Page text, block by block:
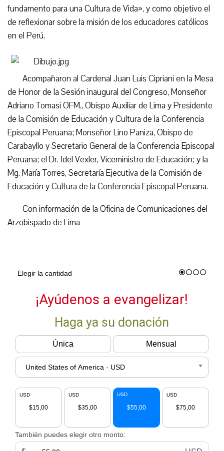
fundamento para una Cultura de Vida», y como objetivo el
de reflexionar sobre la misión de los educadores católicos
en el Perú.
Acompañaron al Cardenal Juan Luis Cipriani en la Mesa
de Honor de la Sesión inaugural del Congreso, Monseñor
Adriano Tomasi OFM., Obispo Auxiliar de Lima y Presidente
de la Comisión de Educación y Cultura de la Conferencia
Episcopal Peruana; Monseñor Lino Paniza, Obispo de
Carabayllo y Secretario General de la Conferencia Episcopal
Peruana; el Dr. Idel Vexler, Viceministro de Educación; y la
Mg. María Torres, Secretaría Ejecutiva de la Comisión de
Educación y Cultura de la Conferencia Episcopal Peruana.
Con información de la Oficina de Comunicaciones del
Arzobispado de Lima